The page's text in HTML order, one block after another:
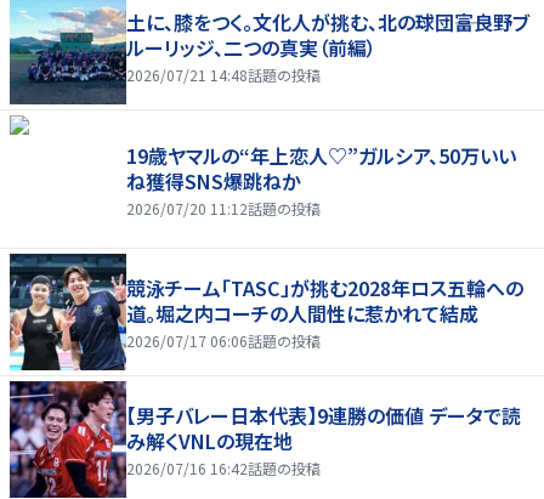
土に、膝をつく。文化人が挑む、北の球団――富良野ブ
ルーリッジ、二つの真実（前編）
2026/07/21 14:48話題の投稿
19歳ヤマルの“年上恋人♡”ガルシア、50万いい
ね獲得SNS爆跳ねか
2026/07/20 11:12話題の投稿
競泳チーム「TASC」が挑む2028年ロス五輪への
道。堀之内コーチの人間性に惹かれて結成
2026/07/17 06:06話題の投稿
【男子バレー日本代表】9連勝の価値 データで読
み解くVNLの現在地
2026/07/16 16:42話題の投稿